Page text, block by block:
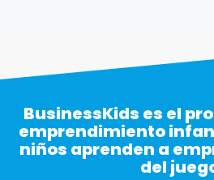
BusinessKids es el
emprendimiento
niños aprenden a
del